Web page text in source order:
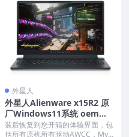
外星人
外星人Alienware x15R2 原
厂Windows11系统 oem系
统 带F12 SupportAssist OS
装后恢复到您开箱的体验界面，包
括所有原机所有驱动AWCC，Myd